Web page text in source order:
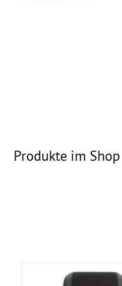
Produkte im Shop